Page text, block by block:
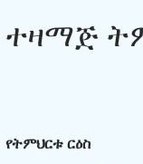
ተዛማጅ
የትምህርቱ ርዕስ